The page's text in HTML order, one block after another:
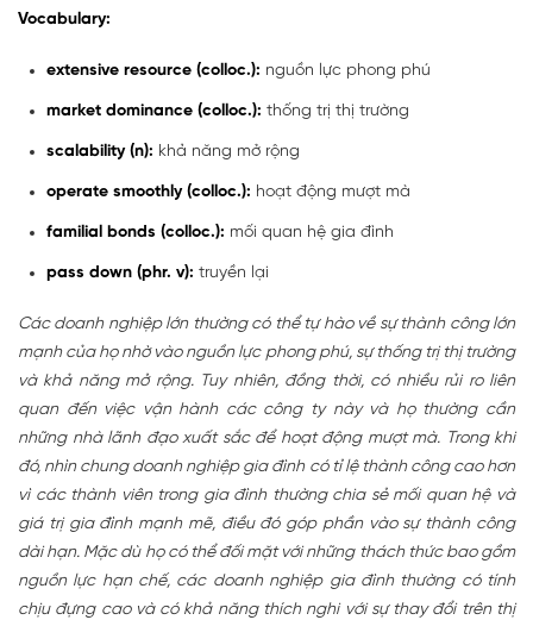
Vocabulary:
extensive resource (colloc.): nguồn lực phong phú
market dominance (colloc.): thống trị thị trường
scalability (n): khả năng mở rộng
operate smoothly (colloc.): hoạt động mượt mà
familial bonds (colloc.): mối quan hệ gia đình
pass down (phr. v): truyền lại
Các doanh nghiệp lớn thường có thể tự hào về sự thành công lớn
mạnh của họ nhờ vào nguồn lực phong phú, sự thống trị thị trường
và khả năng mở rộng. Tuy nhiên, đồng thời, có nhiều rủi ro liên
quan đến việc vận hành các công ty này và họ thường cần
những nhà lãnh đạo xuất sắc để hoạt động mượt mà. Trong khi
đó, nhìn chung doanh nghiệp gia đình có tỉ lệ thành công cao hơn
vì các thành viên trong gia đình thường chia sẻ mối quan hệ và
giá trị gia đình mạnh mẽ, điều đó góp phần vào sự thành công
dài hạn. Mặc dù họ có thể đối mặt với những thách thức bao gồm
nguồn lực hạn chế, các doanh nghiệp gia đình thường có tính
chịu đựng cao và có khả năng thích nghi với sự thay đổi trên thị